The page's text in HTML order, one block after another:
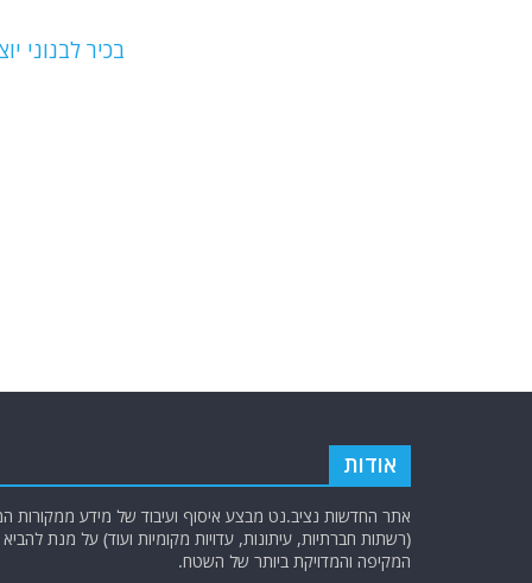
בכיר לבנוני
אודות
אתר החדשות נציב.נט מבצע איסוף ועיבוד של מידע ממקורות
(רשתות חברתיות, עיתונות, עדויות מקומיות ועוד) על מנת
המקיפה והמדויקת ביותר של השטח.